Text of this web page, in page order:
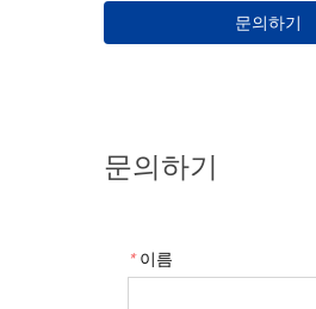
문의하기
문의하기
* 이름